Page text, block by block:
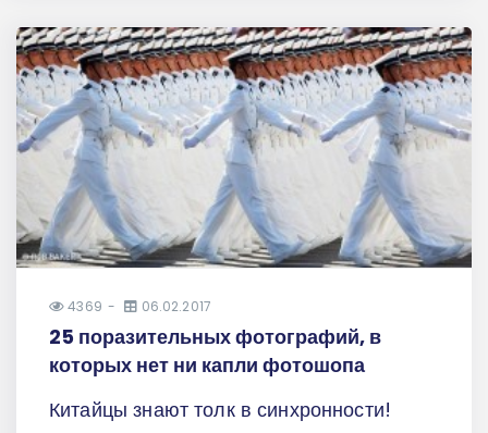
4369 06.02.2017
25 поразительных фотографий, в
которых нет ни капли фотошопа
Китайцы знают толк в синхронности!